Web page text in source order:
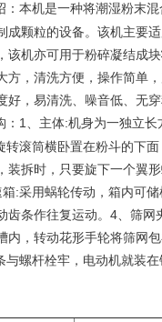
：本机是一种将潮湿粉末
成颗粒的设备。该机主要
该机亦可用于粉碎凝结成
方，清洗方便，操作简单
好，易清洗、噪音低、无
：1、主体:机身为一独立
转滚筒横卧置在粉斗的下
装拆时，只要旋下一个翼
:采用蜗轮传动，箱内可
齿条作往复运动。4、筛
内，转动花形手轮将筛网
与螺杆栓牢，电动机就装